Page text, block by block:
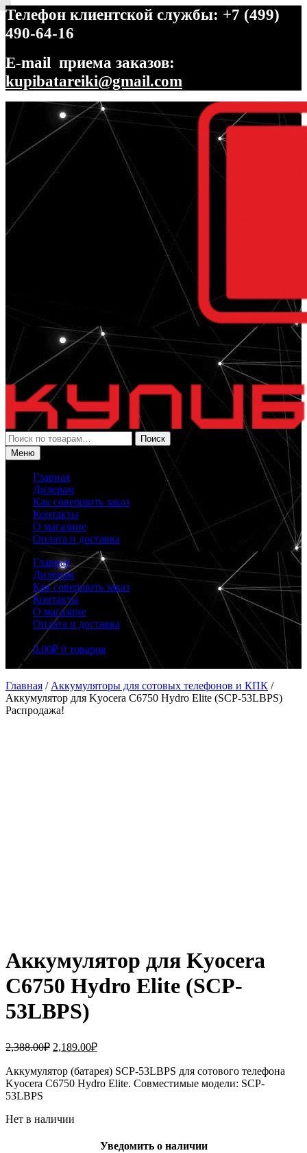
Телефон клиентской службы: +7 (499)
490-64-16
E-mail приема заказов:
kupibatareiki@gmail.com
Перейти
навигации
Перейти
содержимому
Искать:
Поиск
Меню
Главная
Дилерам
Как совершить заказ
Контакты
О магазине
Оплата и доставка
Главная
Дилерам
Как совершить заказ
Контакты
О магазине
Оплата и доставка
0.00₽ 0 товаров
Главная / Аккумуляторы для сотовых телефонов и КПК /
Аккумулятор для Kyocera C6750 Hydro Elite (SCP-53LBPS)
Распродажа!
Аккумулятор для Kyocera
C6750 Hydro Elite (SCP-
53LBPS)
2,388.00₽ Первоначальная
составляла
2,388.00₽.
2,189.00₽Текущая
2,189.00₽.
Аккумулятор (батарея) SCP-53LBPS для сотового телефона
Kyocera C6750 Hydro Elite. Совместимые модели: SCP-
53LBPS
Нет в наличии
Уведомить о наличии